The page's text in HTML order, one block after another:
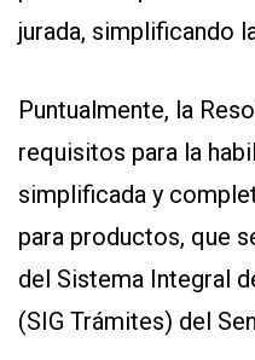
jurada, simplificando
Puntualmente, la
requisitos para la
simplificada y
para productos, que
del Sistema Integral
(SIG Trámites) del